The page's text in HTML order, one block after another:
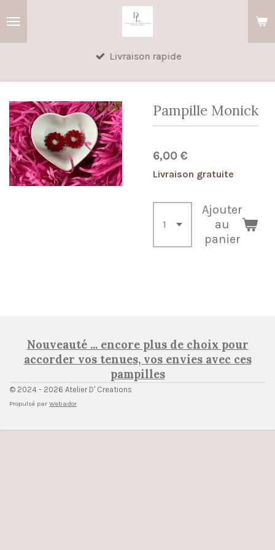
Livraison rapide
Pampille Monick
6,00 €
Livraison gratuite
Ajouter
au
panier
Nouveauté ... encore plus de choix pour
accorder vos tenues, vos envies avec ces
pampilles
© 2024 - 2026 Atelier D' Creations
Propulsé par Webador